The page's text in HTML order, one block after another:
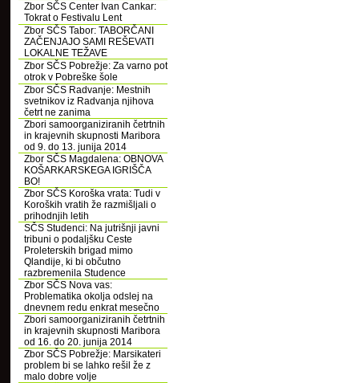
Zbor SČS Center Ivan Cankar:
Tokrat o Festivalu Lent
Zbor SČS Tabor: TABORČANI
ZAČENJAJO SAMI REŠEVATI
LOKALNE TEŽAVE
Zbor SČS Pobrežje: Za varno pot
otrok v Pobreške šole
Zbor SČS Radvanje: Mestnih
svetnikov iz Radvanja njihova
četrt ne zanima
Zbori samoorganiziranih četrtnih
in krajevnih skupnosti Maribora
od 9. do 13. junija 2014
Zbor SČS Magdalena: OBNOVA
KOŠARKARSKEGA IGRIŠČA
BO!
Zbor SČS Koroška vrata: Tudi v
Koroških vratih že razmišljali o
prihodnjih letih
SČS Studenci: Na jutrišnji javni
tribuni o podaljšku Ceste
Proleterskih brigad mimo
Qlandije, ki bi občutno
razbremenila Studence
Zbor SČS Nova vas:
Problematika okolja odslej na
dnevnem redu enkrat mesečno
Zbori samoorganiziranih četrtnih
in krajevnih skupnosti Maribora
od 16. do 20. junija 2014
Zbor SČS Pobrežje: Marsikateri
problem bi se lahko rešil že z
malo dobre volje